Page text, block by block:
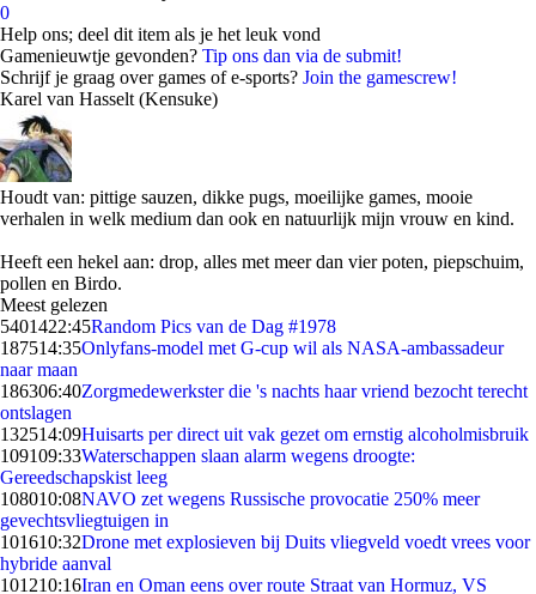
0
Help ons; deel dit item als je het leuk vond
Gamenieuwtje gevonden? Tip ons dan via de submit!
Schrijf je graag over games of e-sports? Join the gamescrew!
Karel van Hasselt (Kensuke)
Houdt van: pittige sauzen, dikke pugs, moeilijke games, mooie
verhalen in welk medium dan ook en natuurlijk mijn vrouw en kind.
Heeft een hekel aan: drop, alles met meer dan vier poten, piepschuim,
pollen en Birdo.
Meest gelezen
5401422:45Random Pics van de Dag #1978
187514:35Onlyfans-model met G-cup wil als NASA-ambassadeur
naar maan
186306:40Zorgmedewerkster die 's nachts haar vriend bezocht terecht
ontslagen
132514:09Huisarts per direct uit vak gezet om ernstig alcoholmisbruik
109109:33Waterschappen slaan alarm wegens droogte:
Gereedschapskist leeg
108010:08NAVO zet wegens Russische provocatie 250% meer
gevechtsvliegtuigen in
101610:32Drone met explosieven bij Duits vliegveld voedt vrees voor
hybride aanval
101210:16Iran en Oman eens over route Straat van Hormuz, VS